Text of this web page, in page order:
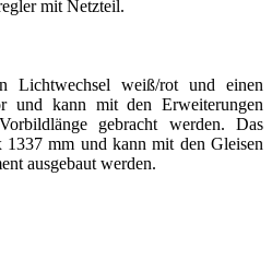
mit Netzteil.
Lichtwechsel weiß/rot und einen
und kann mit den Erweiterungen
gebracht werden. Das
mm und kann mit den Gleisen
ausgebaut werden.